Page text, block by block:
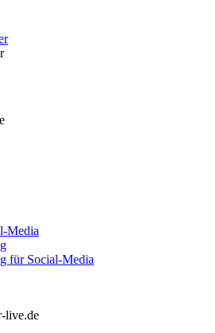
Media
für Social-Media
live.de